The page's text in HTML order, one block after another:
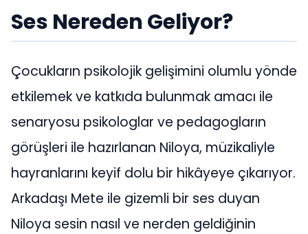
Ses Nereden Geliyor?
Çocukların psikolojik gelişimini olumlu yönde
etkilemek ve katkıda bulunmak amacı ile
senaryosu psikologlar ve pedagogların
görüşleri ile hazırlanan Niloya, müzikaliyle
hayranlarını keyif dolu bir hikâyeye çıkarıyor.
Arkadaşı Mete ile gizemli bir ses duyan
Niloya sesin nasıl ve nerden geldiğinin